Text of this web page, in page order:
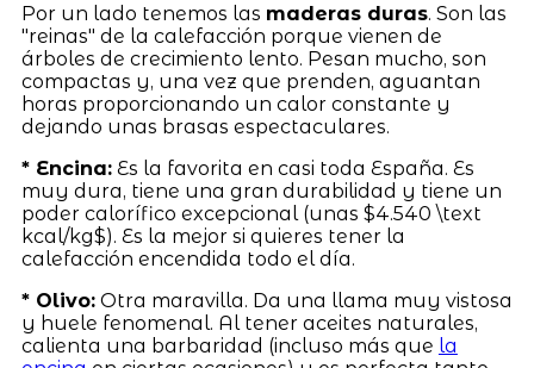
Por un lado tenemos las maderas duras. Son las
"reinas" de la calefacción porque vienen de
árboles de crecimiento lento. Pesan mucho, son
compactas y, una vez que prenden, aguantan
horas proporcionando un calor constante y
dejando unas brasas espectaculares.
* Encina:Es la favorita en casi toda España. Es
muy dura, tiene una gran durabilidad y tiene un
poder calorífico excepcional (unas $4.540 \text
kcal/kg$). Es la mejor si quieres tener la
calefacción encendida todo el día.
* Olivo:Otra maravilla. Da una llama muy vistosa
y huele fenomenal. Al tener aceites naturales,
calienta una barbaridad (incluso más que la